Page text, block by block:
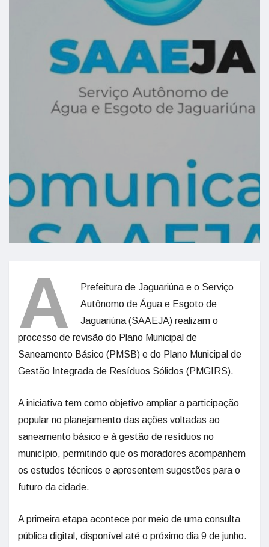
A
Prefeitura de Jaguariúna e o Serviço
Autônomo de Água e Esgoto de
Jaguariúna (SAAEJA) realizam o
processo de revisão do Plano Municipal de
Saneamento Básico (PMSB) e do Plano Municipal de
Gestão Integrada de Resíduos Sólidos (PMGIRS).
A iniciativa tem como objetivo ampliar a participação
popular no planejamento das ações voltadas ao
saneamento básico e à gestão de resíduos no
município, permitindo que os moradores acompanhem
os estudos técnicos e apresentem sugestões para o
futuro da cidade.
A primeira etapa acontece por meio de uma consulta
pública digital, disponível até o próximo dia 9 de junho.